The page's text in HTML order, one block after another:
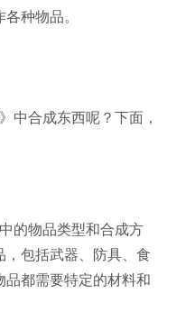
种物品。
中合成东西呢？下面，
的物品类型和合成方
，包括武器、防具、食
品都需要特定的材料和